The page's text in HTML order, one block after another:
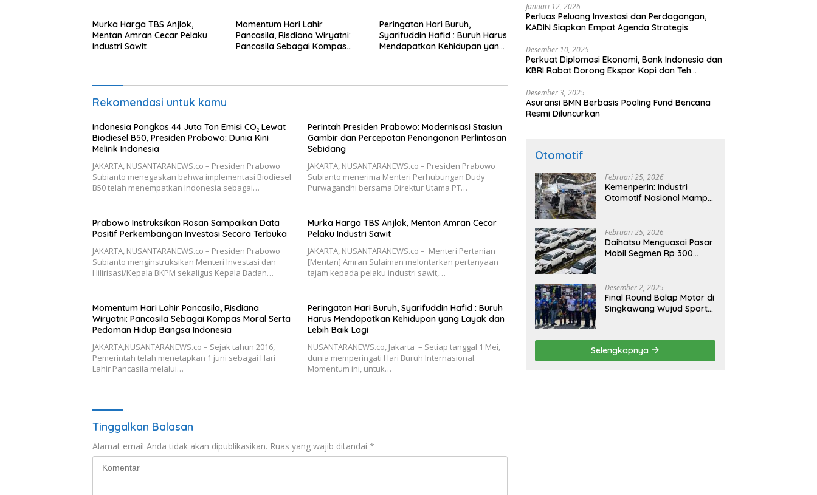
Murka Harga TBS Anjlok,
Mentan Amran Cecar Pelaku
Industri Sawit
Momentum Hari Lahir
Pancasila, Risdiana Wiryatni:
Pancasila Sebagai Kompas
Peringatan Hari Buruh,
Syarifuddin Hafid : Buruh Harus
Mendapatkan Kehidupan yang
Rekomendasi untuk kamu
Indonesia Pangkas 44 Juta Ton Emisi CO₂ Lewat
Biodiesel B50, Presiden Prabowo: Dunia Kini
Melirik Indonesia
JAKARTA, NUSANTARANEWS.co – Presiden Prabowo
Subianto menegaskan bahwa implementasi Biodiesel
B50 telah menempatkan Indonesia sebagai…
Perintah Presiden Prabowo: Modernisasi Stasiun
Gambir dan Percepatan Penanganan Perlintasan
Sebidang
JAKARTA, NUSANTARANEWS.co – Presiden Prabowo
Subianto menerima Menteri Perhubungan Dudy
Purwagandhi bersama Direktur Utama PT…
Prabowo Instruksikan Rosan Sampaikan Data
Positif Perkembangan Investasi Secara Terbuka
JAKARTA, NUSANTARANEWS.co – Presiden Prabowo
Subianto menginstruksikan Menteri Investasi dan
Hilirisasi/Kepala BKPM sekaligus Kepala Badan…
Murka Harga TBS Anjlok, Mentan Amran Cecar
Pelaku Industri Sawit
JAKARTA, NUSANTARANEWS.co – Menteri Pertanian
[Mentan] Amran Sulaiman melontarkan pertanyaan
tajam kepada pelaku industri sawit,…
Momentum Hari Lahir Pancasila, Risdiana
Wiryatni: Pancasila Sebagai Kompas Moral Serta
Pedoman Hidup Bangsa Indonesia
JAKARTA,NUSANTARANEWS.co – Sejak tahun 2016,
Pemerintah telah menetapkan 1 juni sebagai Hari
Lahir Pancasila melalui…
Peringatan Hari Buruh, Syarifuddin Hafid : Buruh
Harus Mendapatkan Kehidupan yang Layak dan
Lebih Baik Lagi
NUSANTARANEWS.co, Jakarta – Setiap tanggal 1 Mei,
dunia memperingati Hari Buruh Internasional.
Momentum ini, untuk…
Tinggalkan Balasan
Alamat email Anda tidak akan dipublikasikan. Ruas yang wajib ditandai *
Januari 12, 2026
Perluas Peluang Investasi dan Perdagangan,
KADIN Siapkan Empat Agenda Strategis
Desember 10, 2025
Perkuat Diplomasi Ekonomi, Bank Indonesia dan
KBRI Rabat Dorong Ekspor Kopi dan Teh
Desember 3, 2025
Asuransi BMN Berbasis Pooling Fund Bencana
Resmi Diluncurkan
Otomotif
Februari 25, 2026
Kemenperin: Industri
Otomotif Nasional Mampu
Februari 25, 2026
Daihatsu Menguasai Pasar
Mobil Segmen Rp 300
Desember 2, 2025
Final Round Balap Motor di
Singkawang Wujud Sports
Selengkapnya